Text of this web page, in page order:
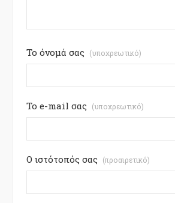
Το όνομά σας (υποχρεωτικό)
Το e-mail σας (υποχρεωτικό)
Ο ιστότοπός σας (προαιρετικό)